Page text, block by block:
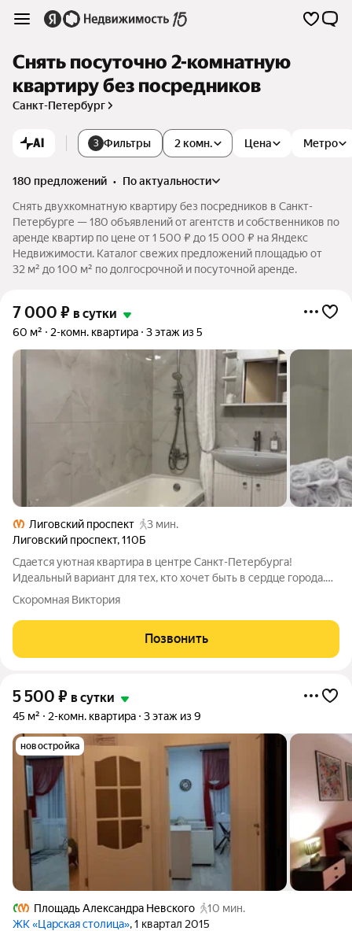
Снять посуточно 2-комнатную
квартиру без посредников
Санкт-Петербург
AI 3 Фильтры Цена
2 комн. Метро
180 предложений •
по актуальности
Снять двухкомнатную квартиру без посредников в Санкт-
Петербурге — 180 объявлений от агентств и собственников по
аренде квартир по цене от 1 500 ₽ до 15 000 ₽ на Яндекс
Недвижимости. Каталог свежих предложений площадью от
32 м² до 100 м² по долгосрочной и посуточной аренде.
7 000 ₽ в сутки
60 м² 2-комн. квартира 3 этаж из 5
Лиговский проспект
3 мин.
Лиговский проспект,110Б
Сдается уютная квартира в центре Санкт-Петербурга!
Идеальный вариант для тех, кто хочет быть в сердце города.
До Невского проспекта всего 10 минут пешком, до метро
«Лиговский проспект» и «Обводной канал» 3 минуты ходьбы.
Рядом всё необходимое:
Скоромная Виктория
Позвонить
5 500 ₽ в сутки
45 м² 2-комн. квартира 3 этаж из 9
новостройка
Площадь Александра Невского
10 мин.
ЖК «Царская столица», 1 квартал 2015